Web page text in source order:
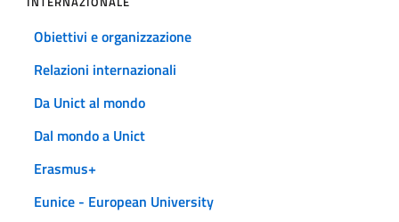
Obiettivi e organizzazione
Relazioni internazionali
Da Unict al mondo
Dal mondo a Unict
Erasmus+
Eunice - European University